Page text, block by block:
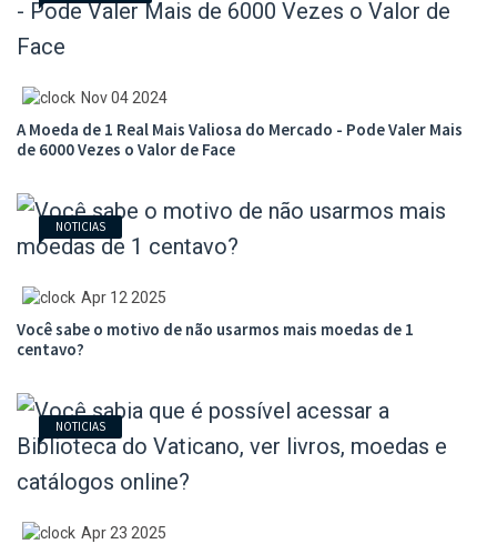
Nov 04 2024
A Moeda de 1 Real Mais Valiosa do Mercado - Pode Valer Mais
de 6000 Vezes o Valor de Face
NOTICIAS
Apr 12 2025
Você sabe o motivo de não usarmos mais moedas de 1
centavo?
NOTICIAS
Apr 23 2025